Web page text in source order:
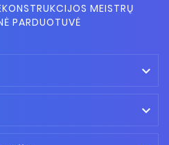
MEISTRŲ
PARDUOTUVĖ

